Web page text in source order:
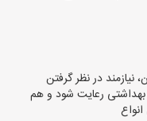
نیازمند در نظر گرفتن
بهداشتی رعایت شود و هم